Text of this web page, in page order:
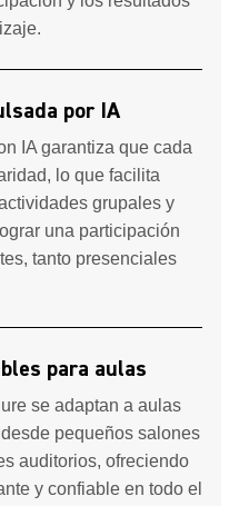
por IA
IA garantiza que cada
lo que facilita
grupales y
una participación
tanto presenciales
para aulas
se adaptan a aulas
pequeños salones
auditorios, ofreciendo
y confiable en todo el